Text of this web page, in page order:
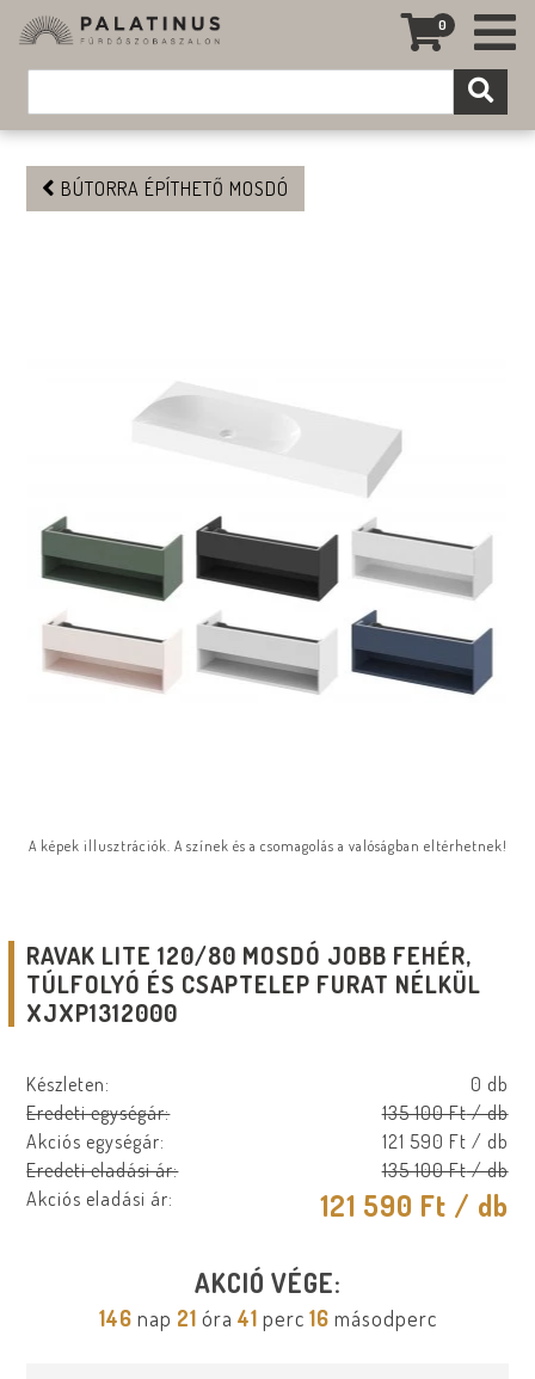
0
BÚTORRA ÉPÍTHETŐ MOSDÓ
A képek illusztrációk. A színek és a csomagolás a valóságban eltérhetnek!
RAVAK LITE 120/80 MOSDÓ JOBB FEHÉR,
TÚLFOLYÓ ÉS CSAPTELEP FURAT NÉLKÜL
XJXP1312000
Készleten:
0 db
Eredeti egységár:
135 100 Ft/ db
Akciós egységár:
121 590 Ft / db
Eredeti eladási ár:
135 100 Ft/ db
Akciós eladási ár:
121 590 Ft / db
AKCIÓ VÉGE:
146 nap 21 óra 41 perc 15 másodperc